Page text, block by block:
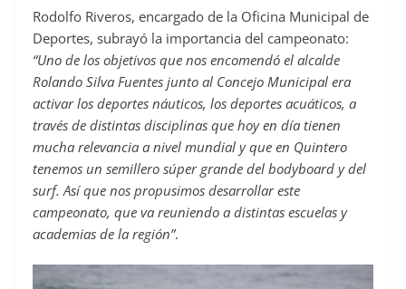
Rodolfo Riveros, encargado de la Oficina Municipal de
Deportes, subrayó la importancia del campeonato:
“Uno de los objetivos que nos encomendó el alcalde
Rolando Silva Fuentes junto al Concejo Municipal era
activar los deportes náuticos, los deportes acuáticos, a
través de distintas disciplinas que hoy en día tienen
mucha relevancia a nivel mundial y que en Quintero
tenemos un semillero súper grande del bodyboard y del
surf. Así que nos propusimos desarrollar este
campeonato, que va reuniendo a distintas escuelas y
academias de la región”.